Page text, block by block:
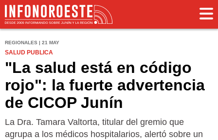
REGIONALES | 21 MAY
SALUD PUBLICA
"La salud está en código
rojo": la fuerte advertencia
de CICOP Junín
La Dra. Tamara Valtorta, titular del gremio que
agrupa a los médicos hospitalarios, alertó sobre un